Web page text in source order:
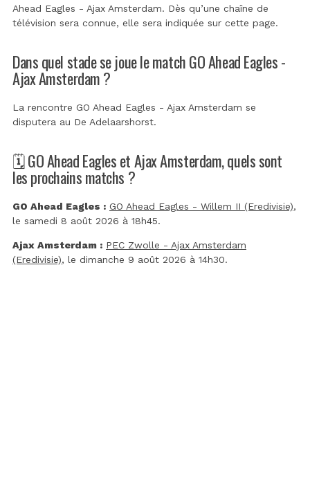
Ahead Eagles - Ajax Amsterdam. Dès qu’une chaîne de
télévision sera connue, elle sera indiquée sur cette page.
Dans quel stade se joue le match GO Ahead Eagles -
Ajax Amsterdam ?
La rencontre GO Ahead Eagles - Ajax Amsterdam se
disputera au De Adelaarshorst.
🗓️ GO Ahead Eagles et Ajax Amsterdam, quels sont
les prochains matchs ?
GO Ahead Eagles : GO Ahead Eagles - Willem II (Eredivisie),
le samedi 8 août 2026 à 18h45.
Ajax Amsterdam : PEC Zwolle - Ajax Amsterdam
(Eredivisie), le dimanche 9 août 2026 à 14h30.